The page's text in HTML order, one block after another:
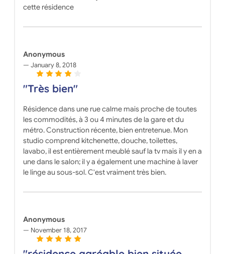
cette résidence
Anonymous
January 8, 2018
"Très bien"
Résidence dans une rue calme mais proche de toutes
les commodités, à 3 ou 4 minutes de la gare et du
métro. Construction récente, bien entretenue. Mon
studio comprend kitchenette, douche, toilettes,
lavabo, il est entièrement meublé sauf la tv mais il y en a
une dans le salon; il y a également une machine à laver
le linge au sous-sol. C'est vraiment très bien.
Anonymous
November 18, 2017